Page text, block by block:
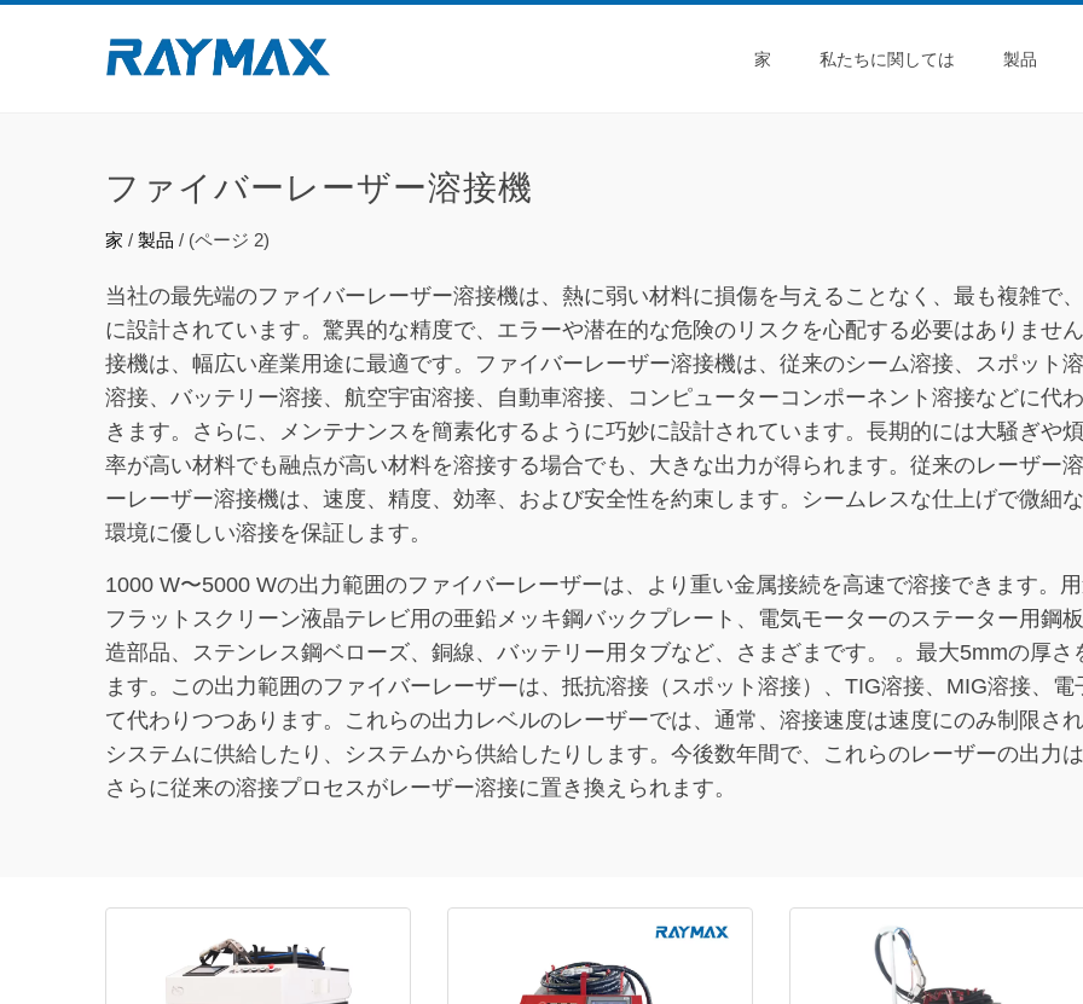
家 私たちに関しては 製品
ファイバーレーザー溶接機
家 / 製品 / (ページ 2)
当社の最先端のファイバーレーザー溶接機は、熱に弱い材料に損傷を与えることなく、最も複雑で
に設計されています。驚異的な精度で、エラーや潜在的な危険のリスクを心配する必要はありませ
接機は、幅広い産業用途に最適です。ファイバーレーザー溶接機は、従来のシーム溶接、スポット
溶接、バッテリー溶接、航空宇宙溶接、自動車溶接、コンピューターコンポーネント溶接などに代
きます。さらに、メンテナンスを簡素化するように巧妙に設計されています。長期的には大騒ぎや
率が高い材料でも融点が高い材料を溶接する場合でも、大きな出力が得られます。従来のレーザー
ーレーザー溶接機は、速度、精度、効率、および安全性を約束します。シームレスな仕上げで微細
環境に優しい溶接を保証します。
1000 W〜5000 Wの出力範囲のファイバーレーザーは、より重い金属接続を高速で溶接できます。
フラットスクリーン液晶テレビ用の亜鉛メッキ鋼バックプレート、電気モーターのステーター用鋼
造部品、ステンレス鋼ベローズ、銅線、バッテリー用タブなど、さまざまです。 。最大5mmの厚
ます。この出力範囲のファイバーレーザーは、抵抗溶接（スポット溶接）、TIG溶接、MIG溶接、
て代わりつつあります。これらの出力レベルのレーザーでは、通常、溶接速度は速度にのみ制限さ
システムに供給したり、システムから供給したりします。今後数年間で、これらのレーザーの出力
さらに従来の溶接プロセスがレーザー溶接に置き換えられます。